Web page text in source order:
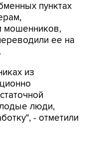
пунктах
мошенников,
ее на
из
люди,
- отметили